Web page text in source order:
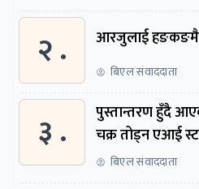
२ . आरजुलाई हङकङमै
बिएल संवाददाता
३ .
पुस्तान्तरण हुँदै
चक्र तोड्न एआई
बिएल संवाददाता